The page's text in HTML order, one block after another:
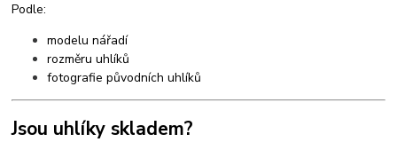
Podle:
modelu nářadí
rozměru uhlíků
fotografie původních uhlíků
Jsou uhlíky skladem?